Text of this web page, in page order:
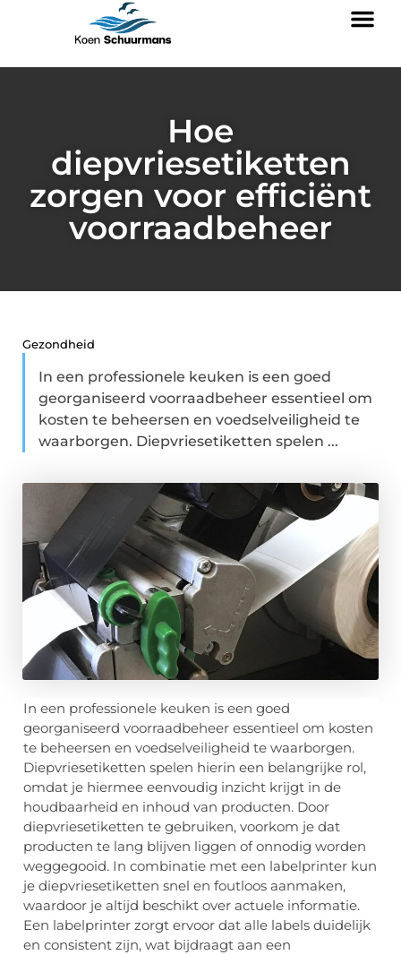
Hoe
diepvriesetiketten
zorgen voor efficiënt
voorraadbeheer
Gezondheid
In een professionele keuken is een goed
georganiseerd voorraadbeheer essentieel om
kosten te beheersen en voedselveiligheid te
waarborgen. Diepvriesetiketten spelen ...
In een professionele keuken is een goed
georganiseerd voorraadbeheer essentieel om kosten
te beheersen en voedselveiligheid te waarborgen.
Diepvriesetiketten spelen hierin een belangrijke rol,
omdat je hiermee eenvoudig inzicht krijgt in de
houdbaarheid en inhoud van producten. Door
diepvriesetiketten te gebruiken, voorkom je dat
producten te lang blijven liggen of onnodig worden
weggegooid. In combinatie met een labelprinter kun
je diepvriesetiketten snel en foutloos aanmaken,
waardoor je altijd beschikt over actuele informatie.
Een labelprinter zorgt ervoor dat alle labels duidelijk
en consistent zijn, wat bijdraagt aan een